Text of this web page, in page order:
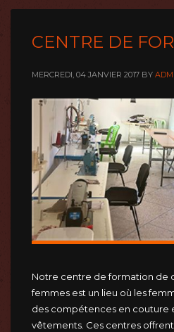
CENTRE DE
MERCREDI, 04 JANVIER 2017 BY
Notre centre de formation de
femmes est un lieu où les
des compétences en couture
vêtements. Ces centres